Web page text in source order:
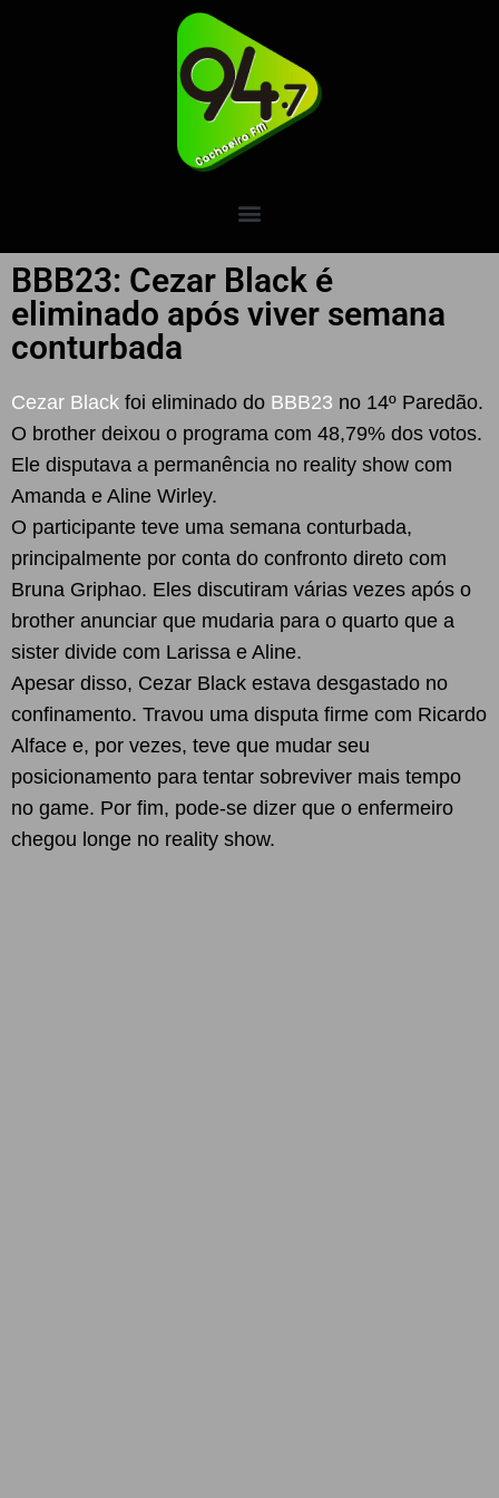
BBB23: Cezar Black é
eliminado após viver semana
conturbada
Cezar Black foi eliminado do BBB23 no 14º Paredão.
O brother deixou o programa com 48,79% dos votos.
Ele disputava a permanência no reality show com
Amanda e Aline Wirley.
O participante teve uma semana conturbada,
principalmente por conta do confronto direto com
Bruna Griphao. Eles discutiram várias vezes após o
brother anunciar que mudaria para o quarto que a
sister divide com Larissa e Aline.
Apesar disso, Cezar Black estava desgastado no
confinamento. Travou uma disputa firme com Ricardo
Alface e, por vezes, teve que mudar seu
posicionamento para tentar sobreviver mais tempo
no game. Por fim, pode-se dizer que o enfermeiro
chegou longe no reality show.